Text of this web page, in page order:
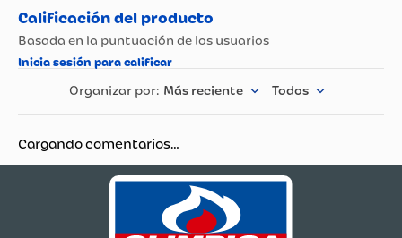
Más reciente Todos
Cargando comentarios…